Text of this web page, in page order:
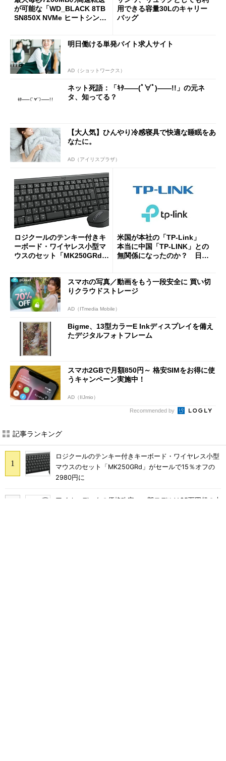
が可能な「WD_BLACK 8TB
SN850X NVMe ヒートシンク
用できる容量30Lのキャリー
バッグ
明日働ける単発バイト求人サイト
AD（ショットワークス）
ネット死語：「ｷﾀ――(ﾟ∀ﾟ)――!!」の元ネ
タ、知ってる？
【大人気】ひんやり冷感寝具で快適な睡眠をあ
なたに。
AD（アイリスプラザ）
ロジクールのテンキー付きキ
ーボード・ワイヤレス小型マ
ウスのセット「MK250GRd」
米国が本社の「TP-Link」
本当に中国「TP-LINK」との
無関係になったのか？ 日本
スマホの写真／動画をもう一段安全に 買い切
りクラウドストレージ
AD（ITmedia Mobile）
Bigme、13型カラーE Inkディスプレイを備え
たデジタルフォトフレーム
スマホ2GBで月額850円～ 格安SIMをお得に使
うキャンペーン実施中！
AD（IIJmio）
Recommended by
記事ランキング
ロジクールのテンキー付きキーボード・ワイヤレス小型
マウスのセット「MK250GRd」がセールで15％オフの
2980円に
アイオーデータの価格改定、一部モデルは25万円超の大